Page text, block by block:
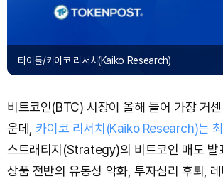
타이틀/카이코 리서치(Kaiko Research)
비트코인(BTC) 시장이 올해 들어 가장 거
운데, 카이코 리서치(Kaiko Research)는
스트래티지(Strategy)의 비트코인 매도 발
상품 전반의 유동성 악화, 투자심리 후퇴,